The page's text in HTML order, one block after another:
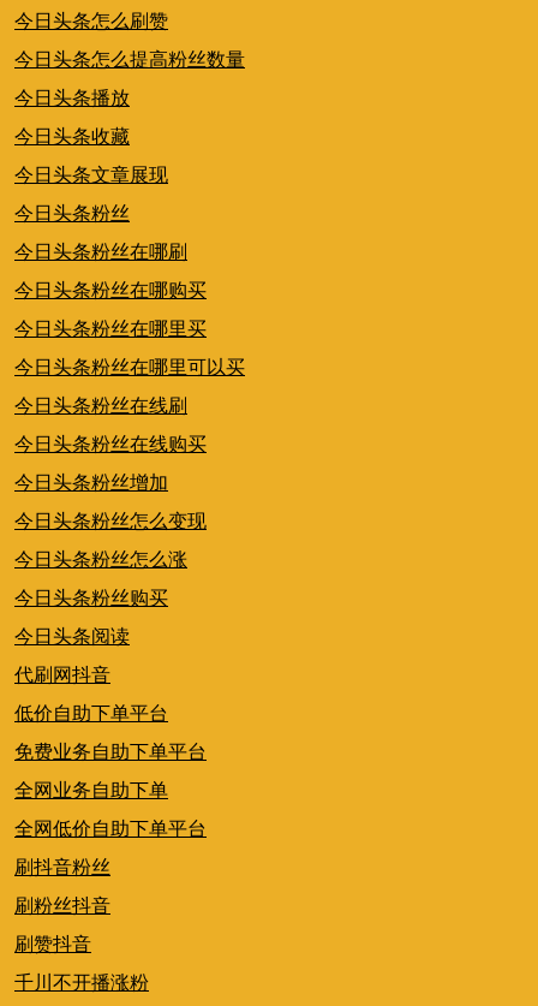
今日头条怎么刷赞
今日头条怎么提高粉丝数量
今日头条播放
今日头条收藏
今日头条文章展现
今日头条粉丝
今日头条粉丝在哪刷
今日头条粉丝在哪购买
今日头条粉丝在哪里买
今日头条粉丝在哪里可以买
今日头条粉丝在线刷
今日头条粉丝在线购买
今日头条粉丝增加
今日头条粉丝怎么变现
今日头条粉丝怎么涨
今日头条粉丝购买
今日头条阅读
代刷网抖音
低价自助下单平台
免费业务自助下单平台
全网业务自助下单
全网低价自助下单平台
刷抖音粉丝
刷粉丝抖音
刷赞抖音
千川不开播涨粉